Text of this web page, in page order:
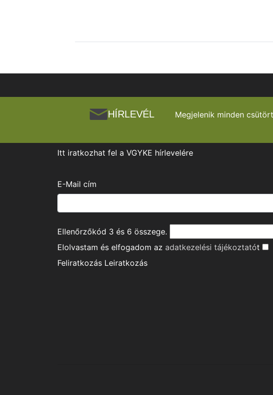
HÍRLEVÉL Megjelenik minden
Itt iratkozhat fel a VGYKE hírlevelére
E-Mail cím
Ellenőrzőkód 3 és 6 összege.
Elolvastam és elfogadom az adatkezelési tájékoztatót
Feliratkozás Leiratkozás